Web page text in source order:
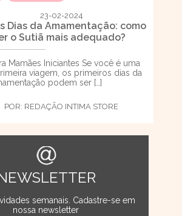
23-02-2024
Dias da Amamentação: como
o Sutiã mais adequado?
Mamães Iniciantes Se você é uma
viagem, os primeiros dias da
podem ser […]
POR: REDAÇÃO INTIMA STORE
semanais. Cadastre-se em
nossa newsletter